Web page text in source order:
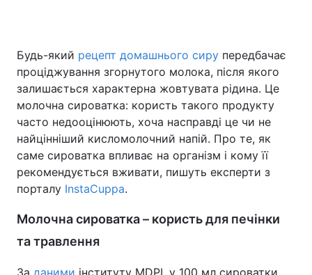
Будь-який рецепт домашнього сиру передбачає
проціджування згорнутого молока, після якого
залишається характерна жовтувата рідина. Це
молочна сироватка: користь такого продукту
часто недооцінюють, хоча насправді це чи не
найцінніший кисломолочний напій. Про те, як
саме сироватка впливає на організм і кому її
рекомендується вживати, пишуть експерти з
порталу InstaCuppa.
Молочна сироватка – користь для печінки
та травлення
За даними інституту MDPI, у 100 мл сироватки